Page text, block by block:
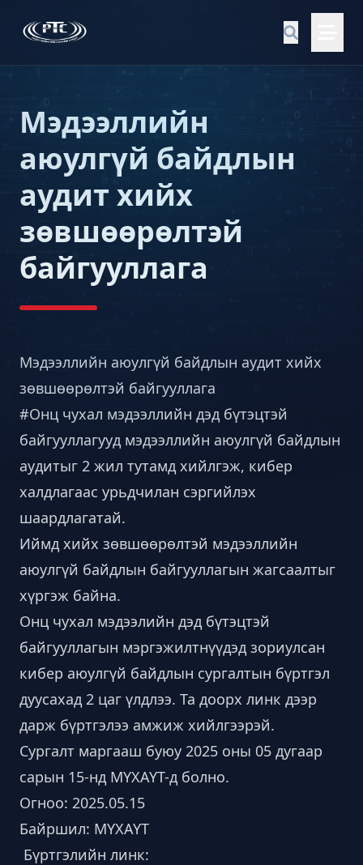
Мэдээллийн
аюулгүй байдлын
аудит хийх
зөвшөөрөлтэй
байгууллага
Мэдээллийн аюулгүй байдлын аудит хийх
зөвшөөрөлтэй байгууллага
#Онц чухал мэдээллийн дэд бүтэцтэй
байгууллагууд мэдээллийн аюулгүй байдлын
аудитыг 2 жил тутамд хийлгэж, кибер
халдлагаас урьдчилан сэргийлэх
шаардлагатай.
Иймд хийх зөвшөөрөлтэй мэдээллийн
аюулгүй байдлын байгууллагын жагсаалтыг
хүргэж байна.
Онц чухал мэдээлийн дэд бүтэцтэй
байгууллагын мэргэжилтнүүдэд зориулсан
кибер аюулгүй байдлын сургалтын бүртгэл
дуусахад 2 цаг үлдлээ. Та доорх линк дээр
дарж бүртгэлээ амжиж хийлгээрэй.
Сургалт маргааш буюу 2025 оны 05 дугаар
сарын 15-нд МҮХАҮТ-д болно.
Огноо: 2025.05.15
Байршил: МҮХАҮТ
Бүртгэлийн линк: